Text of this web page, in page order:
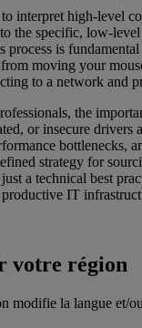
interpret high-level
the specific, low-
process is
moving your
to a network and
the
or insecure drivers
bottlenecks,
strategy for
a technical best
IT
votre région
modifie la langue et/